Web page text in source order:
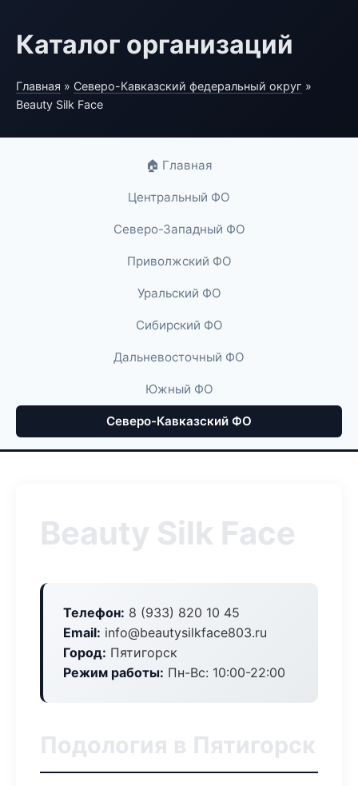
Каталог организаций
Главная » Северо-Кавказский федеральный округ »
Beauty Silk Face
🏠 Главная
Центральный ФО
Северо-Западный ФО
Приволжский ФО
Уральский ФО
Сибирский ФО
Дальневосточный ФО
Южный ФО
Северо-Кавказский ФО
Beauty Silk Face
Телефон: 8 (933) 820 10 45
Email: info@beautysilkface803.ru
Город: Пятигорск
Режим работы: Пн-Вс: 10:00-22:00
Подология в Пятигорск